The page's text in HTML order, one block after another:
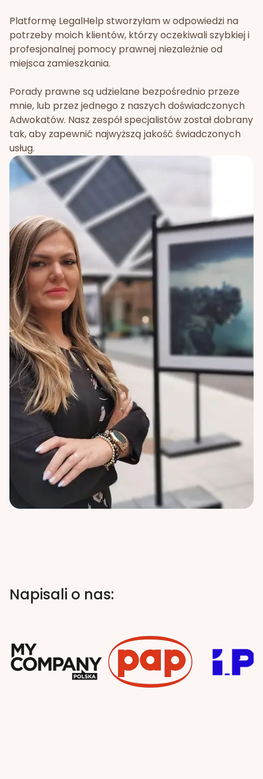
Platformę LegalHelp stworzyłam w odpowiedzi na
potrzeby moich klientów, którzy oczekiwali szybkiej i
profesjonalnej pomocy prawnej niezależnie od
miejsca zamieszkania.
Porady prawne są udzielane bezpośrednio przeze
mnie, lub przez jednego z naszych doświadczonych
Adwokatów. Nasz zespół specjalistów został dobrany
tak, aby zapewnić najwyższą jakość świadczonych
usług.
Napisali o nas: